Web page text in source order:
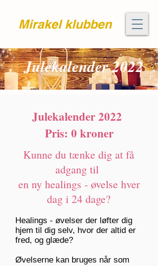
Mirakel klubben
Julekalender 2022
Julekalender 2022
Pris: 0 kroner
Kunne du tænke dig at få
adgang til
en ny healings - øvelse hver
dag i 24 dage?
Healings - øvelser der løfter dig
hjem til dig selv, hvor der altid er
fred, og glæde?
Øvelserne kan bruges når som